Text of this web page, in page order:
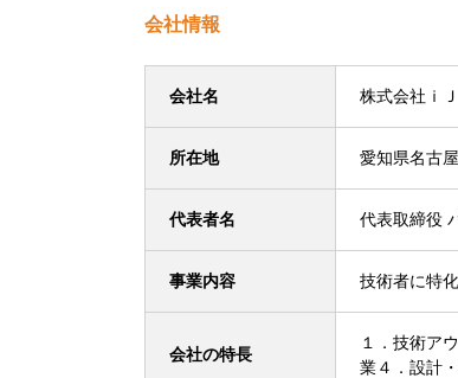
会社情報
会社名 株式会社ｉ
所在地 愛知県名古
代表者名 代表取締役
事業内容 技術者に特
会社の特長
１．技術ア
業４．設計